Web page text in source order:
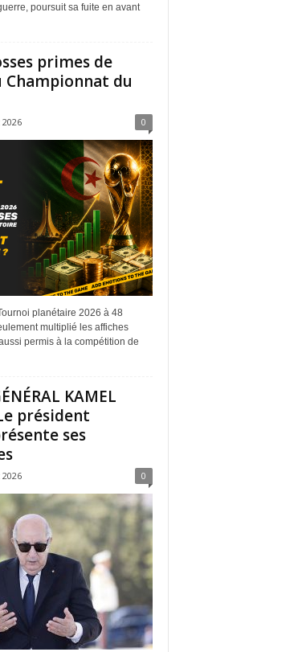
poursuit sa fuite en avant
primes de
Championnat du
0
planétaire 2026 à 48
multiplié les affiches
permis à la compétition de
KAMEL
président
ses
0